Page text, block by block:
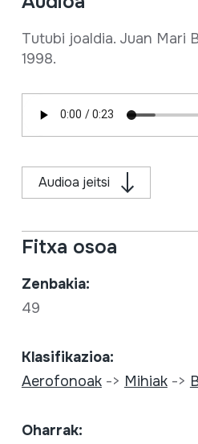
Tutubi joaldia. Juan Mari
1998.
Audioa jeitsi
Fitxa osoa
Zenbakia:
49
Klasifikazioa:
Aerofonoak-> Mihiak->
Oharrak: